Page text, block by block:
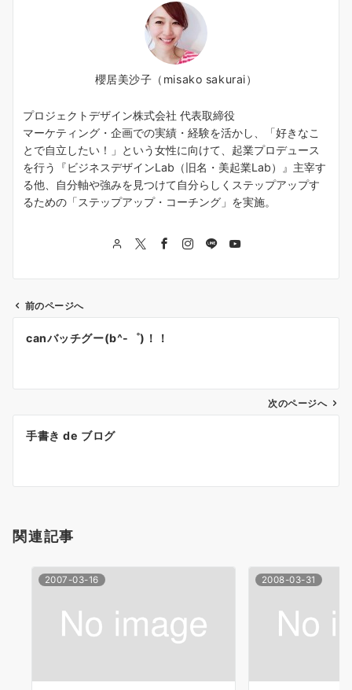
櫻居美沙子（misako sakurai）
プロジェクトデザイン株式会社 代表取締役
マーケティング・企画での実績・経験を活かし、「好きなこ
とで自立したい！」という女性に向けて、起業プロデュース
を行う『ビジネスデザインLab（旧名・美起業Lab）』主宰す
る他、自分軸や強みを見つけて自分らしくステップアップす
るための「ステップアップ・コーチング」を実施。
ゲ
シ
ン
前のページへ
canバッチグー(b^-゜)！！
次のページへ
手書き de ブログ
関連記事
2007-03-16 2008-03-31